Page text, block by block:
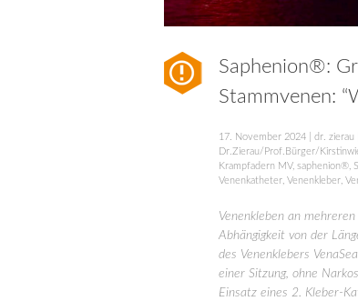
Saphenion®:
Stammvenen:
17. November 2024 dr. zierau
Dr.Zierau/Prof.Bürger/
Krampfadern MV, saphenion®
Venenkatheter Venenkleber
Venenkleben an
Abhängigkeit von der
des Venenklebers
einer Sitzung, ohne
Einsatz eines 2. Kleber-